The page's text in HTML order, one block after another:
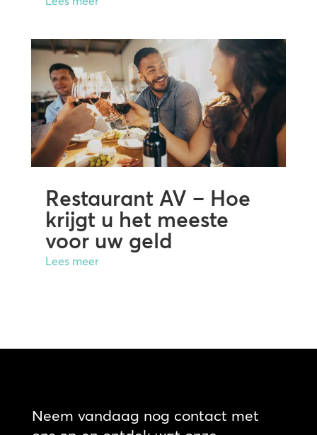
Restaurant AV – Hoe
krijgt u het meeste
voor uw geld
Lees meer
Neem vandaag nog contact met